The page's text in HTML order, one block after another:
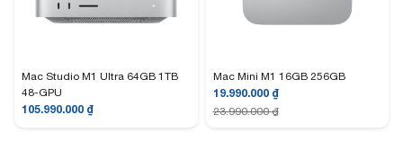
Mac Studio M1 Ultra 64GB 1TB
48-GPU
105.990.000 ₫
Mac Mini M1 16GB 256GB
19.990.000 ₫
23.990.000₫